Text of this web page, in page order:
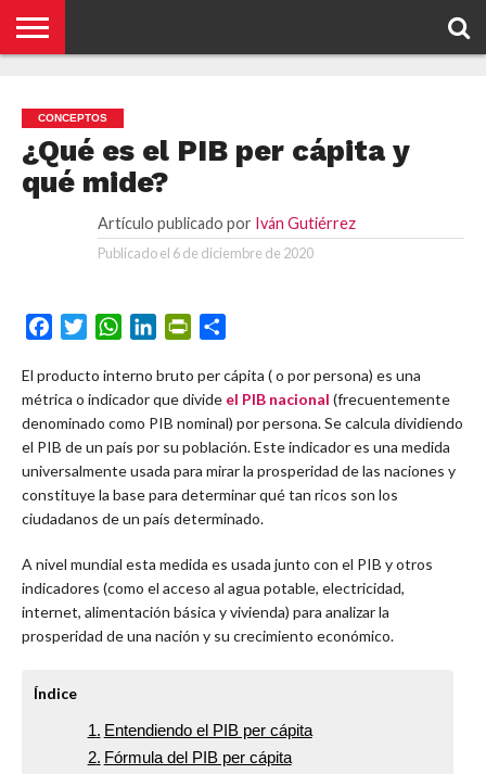
QUÉ
SE
TRATA
ESTO?
CONCEPTOS
¿Qué es el PIB per cápita y
qué mide?
Artículo publicado por Iván Gutiérrez
Publicado el 6 de diciembre de 2020
FacebookTwitterWhatsApp
LinkedInPrintFriendly
El producto interno bruto per cápita ( o por persona) es una
métrica o indicador que divide el PIB nacional (frecuentemente
denominado como PIB nominal) por persona. Se calcula dividiendo
el PIB de un país por su población. Este indicador es una medida
universalmente usada para mirar la prosperidad de las naciones y
constituye la base para determinar qué tan ricos son los
ciudadanos de un país determinado.
A nivel mundial esta medida es usada junto con el PIB y otros
indicadores (como el acceso al agua potable, electricidad,
internet, alimentación básica y vivienda) para analizar la
prosperidad de una nación y su crecimiento económico.
Índice
Entendiendo el PIB per cápita
Fórmula del PIB per cápita